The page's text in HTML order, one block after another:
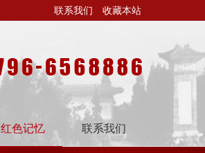
联系我们 收藏本站
红色记忆 联系我们